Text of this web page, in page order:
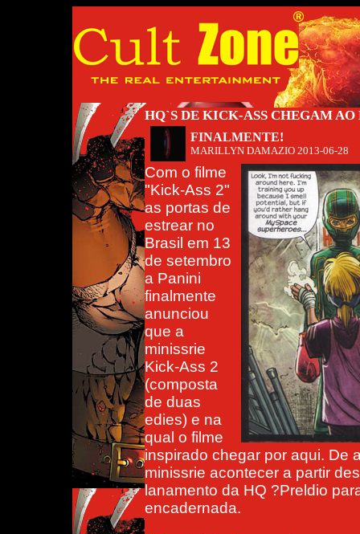
HQ`S DE KICK-ASS CHEGAM AO
FINALMENTE!
MARILLYN DAMAZIO 2013-06-28
Com o filme
"Kick-Ass 2"
as portas de
estrear no
Brasil em 13
de setembro
a Panini
finalmente
anunciou
que a
minissrie
Kick-Ass 2
(composta
de duas
edies) e na
qual o filme
inspirado chegar por aqui. De
minissrie acontecer a partir
lanamento da HQ ?Preldio
encadernada.